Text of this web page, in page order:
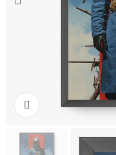
Clique para ampliar